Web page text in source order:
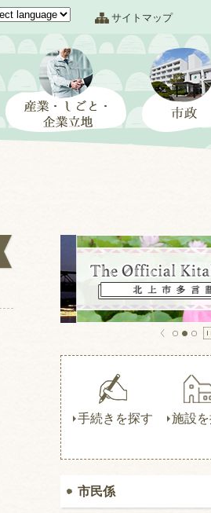
サイトマップ
手続きを探す 施設
市民係